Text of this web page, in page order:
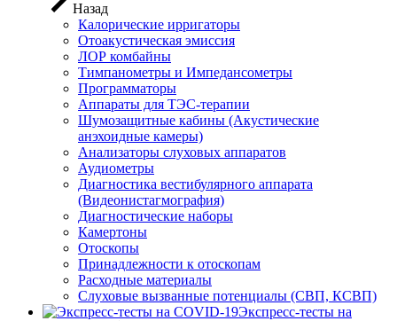
Назад
Калорические ирригаторы
Отоакустическая эмиссия
ЛОР комбайны
Тимпанометры и Импедансометры
Программаторы
Аппараты для ТЭС-терапии
Шумозащитные кабины (Акустические
анэхоидные камеры)
Анализаторы слуховых аппаратов
Аудиометры
Диагностика вестибулярного аппарата
(Видеонистагмография)
Диагностические наборы
Камертоны
Отоскопы
Принадлежности к отоскопам
Расходные материалы
Слуховые вызванные потенциалы (СВП, КСВП)
Экспресс-тесты на